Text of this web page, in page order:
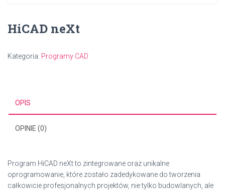
HiCAD neXt
Kategoria: Programy CAD
OPIS
OPINIE (0)
Program HiCAD neXt to zintegrowane oraz unikalne
oprogramowanie, które zostało zadedykowane do tworzenia
całkowicie profesjonalnych projektów, nie tylko budowlanych, ale